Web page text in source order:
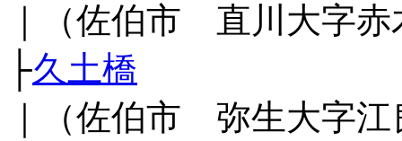
｜（佐伯市 直川大字赤
├久土橋
｜（佐伯市 弥生大字江